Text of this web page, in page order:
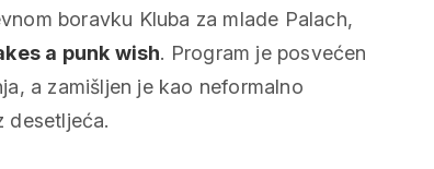
boravku Kluba za mlade Palach,
a punk wish. Program je posvećen
a zamišljen je kao neformalno
desetljeća.